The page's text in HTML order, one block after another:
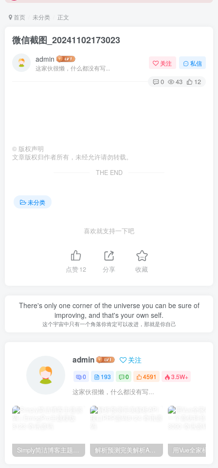
首页 未分类 正文
微信截图_20241102173023
admin
这家伙很懒，什么都没有写...
关注 私信
0 43 12
© 版权声明
文章版权归作者所有，未经允许请勿转载。
THE END
未分类
喜欢就支持一下吧
点赞12 分享 收藏
There's only one corner of the universe you can be sure of
improving, and that's your own self.
这个宇宙中只有一个角落你肯定可以改进，那就是你自己
admin 关注
0 193 0 4591 3.5W+
这家伙很懒，什么都没有写...